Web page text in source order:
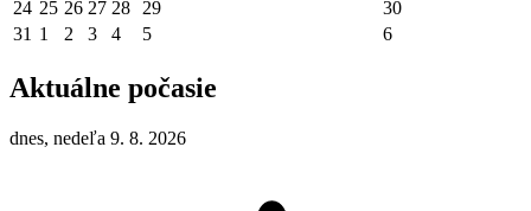
24 25 26 27 28 29
30
31 1 2 3 4 5 6
Aktuálne počasie
dnes, nedeľa 9. 8. 2026